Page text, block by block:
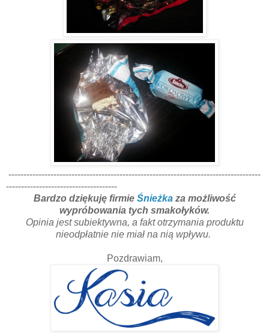
------------------------------------------------------------------------------------
-------------------------------------
Bardzo dziękuję firmie Śnieżkaza możliwość
wypróbowania tych smakołyków.
Opinia jest subiektywna, a fakt otrzymania produktu
nieodpłatnie nie miał na nią wpływu.
Pozdrawiam,